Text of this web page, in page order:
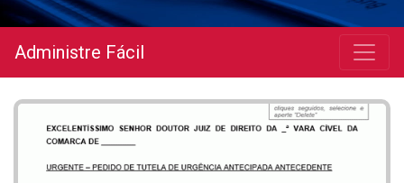
Administre Fácil